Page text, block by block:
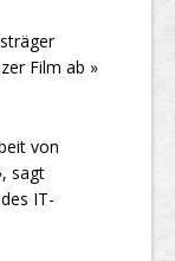
Film ab »
von
sagt
IT-